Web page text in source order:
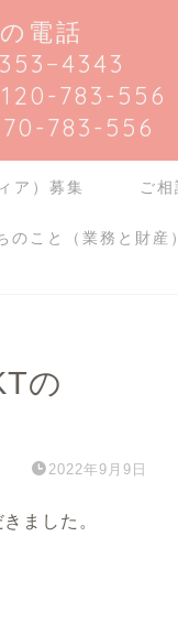
電話
783-556
783-556
ア）募集 ご相
のこと（業務と財産）
の
2022年9月9日
ました。